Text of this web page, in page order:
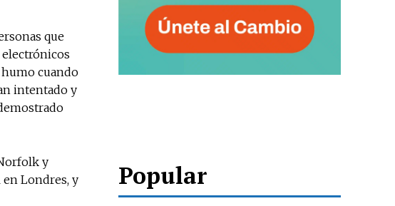
que
cuando
intentado y
y
Londres, y
Popular